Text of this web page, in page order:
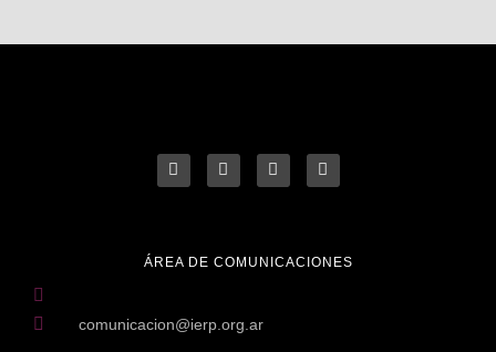
ÁREA DE COMUNICACIONES
comunicacion@ierp.org.ar